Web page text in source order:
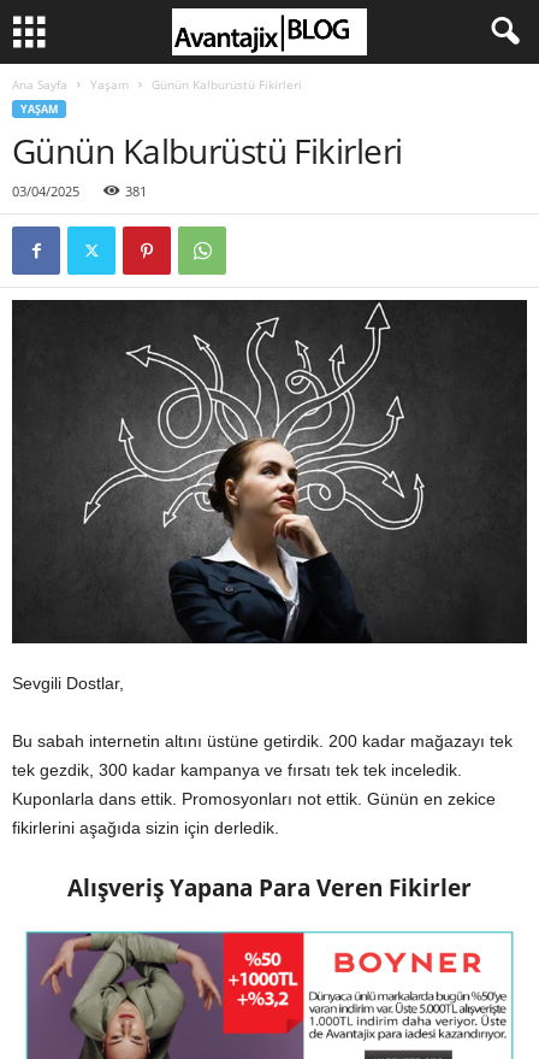
Ana Sayfa Yaşam Günün Kalburüstü Fikirleri
YAŞAM
Günün Kalburüstü Fikirleri
03/04/2025 381
Sevgili Dostlar,
Bu sabah internetin altını üstüne getirdik. 200 kadar mağazayı tek
tek gezdik, 300 kadar kampanya ve fırsatı tek tek inceledik.
Kuponlarla dans ettik. Promosyonları not ettik. Günün en zekice
fikirlerini aşağıda sizin için derledik.
Alışveriş Yapana Para Veren Fikirler